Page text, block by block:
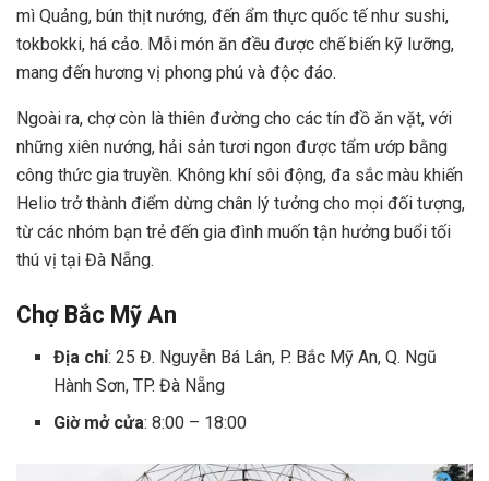
mì Quảng, bún thịt nướng, đến ẩm thực quốc tế như sushi,
tokbokki, há cảo. Mỗi món ăn đều được chế biến kỹ lưỡng,
mang đến hương vị phong phú và độc đáo.
Ngoài ra, chợ còn là thiên đường cho các tín đồ ăn vặt, với
những xiên nướng, hải sản tươi ngon được tẩm ướp bằng
công thức gia truyền. Không khí sôi động, đa sắc màu khiến
Helio trở thành điểm dừng chân lý tưởng cho mọi đối tượng,
từ các nhóm bạn trẻ đến gia đình muốn tận hưởng buổi tối
thú vị tại Đà Nẵng.
Chợ Bắc Mỹ An
Địa chỉ: 25 Đ. Nguyễn Bá Lân, P. Bắc Mỹ An, Q. Ngũ
Hành Sơn, TP. Đà Nẵng
Giờ mở cửa: 8:00 – 18:00